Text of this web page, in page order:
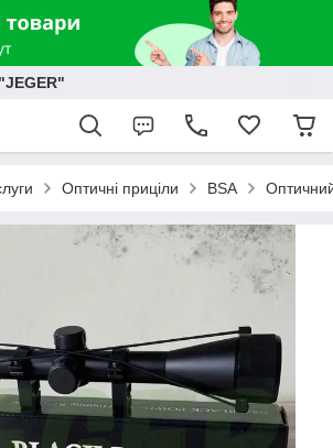
Оптичні приціли BSA